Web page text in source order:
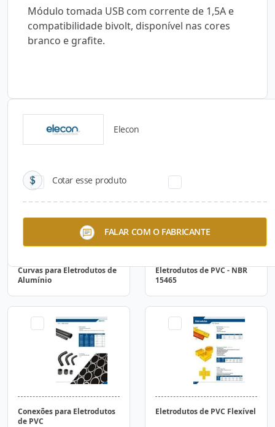
Módulo tomada USB com corrente de 1,5A e
compatibilidade bivolt, disponível nas cores
branco e grafite.
Elecon
Cotar esse produto
FALAR COM O FABRICANTE
Catálogos para Download
Curvas para Eletrodutos de
Alumínio
Eletrodutos de PVC - NBR
15465
Conexões para Eletrodutos
de PVC
Eletrodutos de PVC Flexível